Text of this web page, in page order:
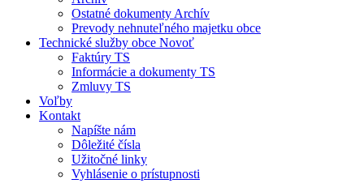
Ostatné dokumenty Archív
Prevody nehnuteľného majetku obce
Technické služby obce Novoť
Faktúry TS
Informácie a dokumenty TS
Zmluvy TS
Voľby
Kontakt
Napíšte nám
Dôležité čísla
Užitočné linky
Vyhlásenie o prístupnosti